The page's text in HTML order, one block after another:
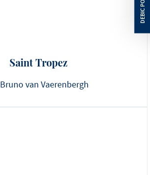
Saint Tropez
Bruno van Vaerenbergh